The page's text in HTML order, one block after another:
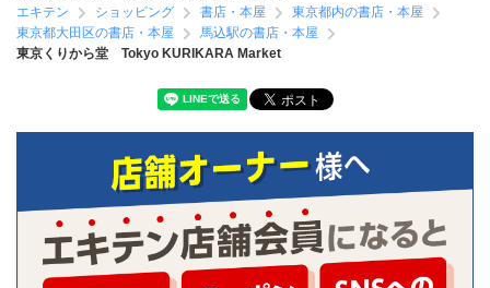
エキテン
ショッピング 書店・本屋
東京都内の書店・本屋
東京都大田区の書店・本屋
馬込駅の書店・本屋
東京くりから堂 Tokyo KURIKARA Market